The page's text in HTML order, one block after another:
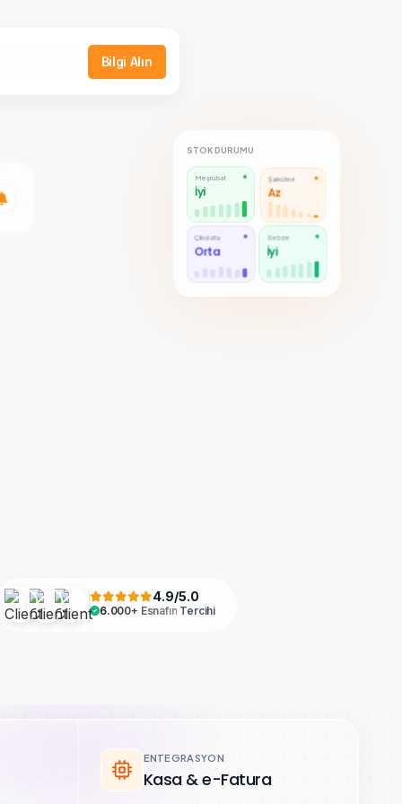
Bilgi Alın
STOK DURUMU
Meşrubat
İyi
Şarküteri
Az
Çikolata
Orta
İçecek
Yüksek
4.9/5.0
6.000+ Esnafın Tercihi
ENTEGRASYON
Kasa & e-Fatura